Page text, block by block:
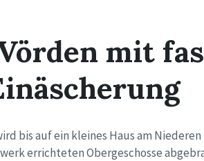
mit
bis auf ein kleines Haus am
errichteten Obergeschosse